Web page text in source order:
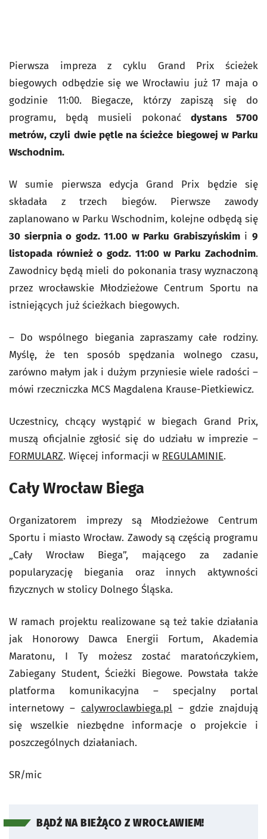
Pierwsza impreza z cyklu Grand Prix ścieżek
biegowych odbędzie się we Wrocławiu już 17 maja o
godzinie 11:00. Biegacze, którzy zapiszą się do
programu, będą musieli pokonać dystans 5700
metrów, czyli dwie pętle na ścieżce biegowej w Parku
Wschodnim.
W sumie pierwsza edycja Grand Prix będzie się
składała z trzech biegów. Pierwsze zawody
zaplanowano w Parku Wschodnim, kolejne odbędą się
30 sierpnia o godz. 11.00 w Parku Grabiszyńskimi9
listopada również o godz. 11:00 w Parku Zachodnim.
Zawodnicy będą mieli do pokonania trasy wyznaczoną
przez wrocławskie Młodzieżowe Centrum Sportu na
istniejących już ścieżkach biegowych.
– Do wspólnego biegania zapraszamy całe rodziny.
Myślę, że ten sposób spędzania wolnego czasu,
zarówno małym jak i dużym przyniesie wiele radości –
mówi rzeczniczka MCS Magdalena Krause-Pietkiewicz.
Uczestnicy, chcący wystąpić w biegach Grand Prix,
muszą oficjalnie zgłosić się do udziału w imprezie –
FORMULARZ. Więcej informacji w REGULAMINIE.
Cały Wrocław Biega
Organizatorem imprezy są Młodzieżowe Centrum
Sportu i miasto Wrocław. Zawody są częścią programu
„Cały Wrocław Biega”, mającego za zadanie
popularyzację biegania oraz innych aktywności
fizycznych w stolicy Dolnego Śląska.
W ramach projektu realizowane są też takie działania
jak Honorowy Dawca Energii Fortum, Akademia
Maratonu, I Ty możesz zostać maratończykiem,
Zabiegany Student, Ścieżki Biegowe. Powstała także
platforma komunikacyjna – specjalny portal
internetowy – calywroclawbiega.pl – gdzie znajdują
się wszelkie niezbędne informacje o projekcie i
poszczególnych działaniach.
SR/mic
BĄDŹ NA BIEŻĄCO Z WROCŁAWIEM!